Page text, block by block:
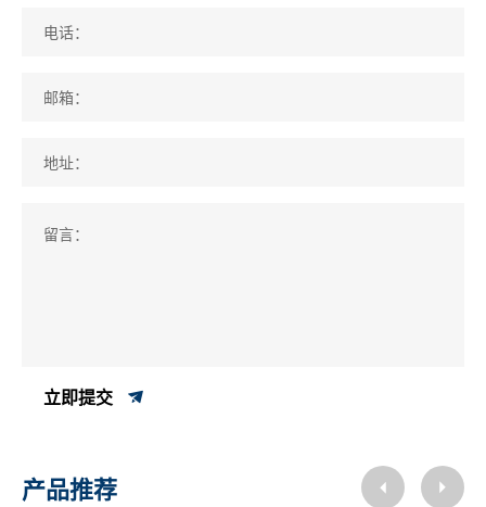
电话：
邮箱：
地址：
留言：
立即提交
产品推荐